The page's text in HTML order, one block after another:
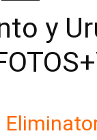
y